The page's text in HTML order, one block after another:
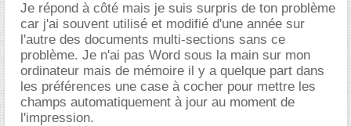
Je répond à côté mais je suis surpris de ton problème
car j'ai souvent utilisé et modifié d'une année sur
l'autre des documents multi-sections sans ce
problème. Je n'ai pas Word sous la main sur mon
ordinateur mais de mémoire il y a quelque part dans
les préférences une case à cocher pour mettre les
champs automatiquement à jour au moment de
l'impression.